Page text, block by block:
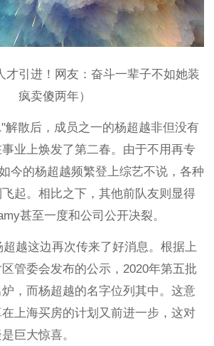
才引进！网友：奋斗一辈子不如她装
疯卖傻两年）
散后，成员之一的杨超越非但没有
业上焕发了第二春。由于不用再专
今的杨超越频繁登上综艺不说，各种
起。相比之下，其他前队友则显得
甚至一度和公司公开决裂。
越这边再次传来了好消息。根据上
管委会发布的公示，2020年第五批
，而杨超越的名字位列其中。这意
上海买房的计划又前进一步，这对
巨大惊喜。